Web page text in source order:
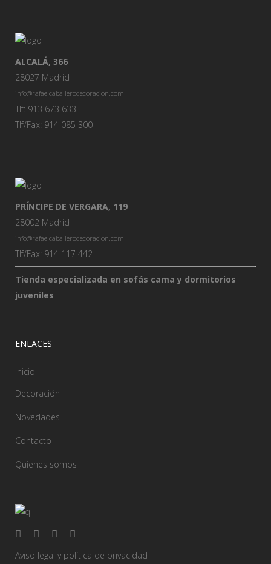
ALCALÁ, 366
28027 Madrid
info@rafaelcaballerodecoracion.com
Tlf: 913 673 633
Tlf/Fax: 914 085 300
PRÍNCIPE DE VERGARA, 119
28002 Madrid
info@rafaelcaballerodecoracion.com
Tlf/Fax: 914 117 442
Tienda especializada en sofás cama y dormitorios
juveniles
ENLACES
Inicio
Decoración
Novedades
Contacto
Quienes somos
Aviso legal y política de privacidad